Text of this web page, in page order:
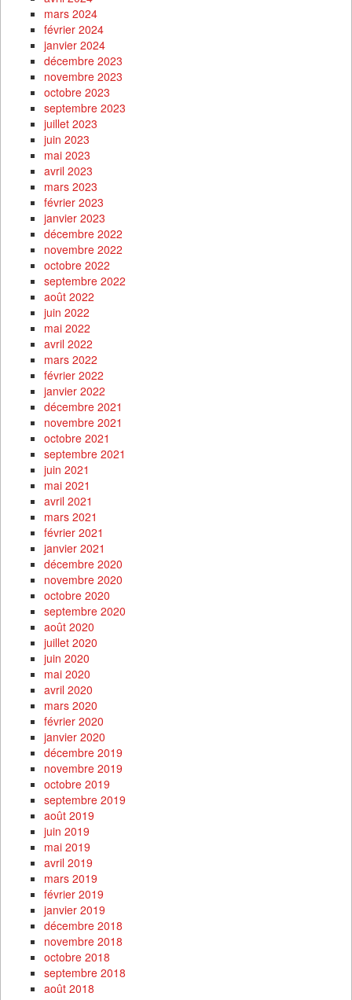
mars 2024
février 2024
janvier 2024
décembre 2023
novembre 2023
octobre 2023
septembre 2023
juillet 2023
juin 2023
mai 2023
avril 2023
mars 2023
février 2023
janvier 2023
décembre 2022
novembre 2022
octobre 2022
septembre 2022
août 2022
juin 2022
mai 2022
avril 2022
mars 2022
février 2022
janvier 2022
décembre 2021
novembre 2021
octobre 2021
septembre 2021
juin 2021
mai 2021
avril 2021
mars 2021
février 2021
janvier 2021
décembre 2020
novembre 2020
octobre 2020
septembre 2020
août 2020
juillet 2020
juin 2020
mai 2020
avril 2020
mars 2020
février 2020
janvier 2020
décembre 2019
novembre 2019
octobre 2019
septembre 2019
août 2019
juin 2019
mai 2019
avril 2019
mars 2019
février 2019
janvier 2019
décembre 2018
novembre 2018
octobre 2018
septembre 2018
août 2018